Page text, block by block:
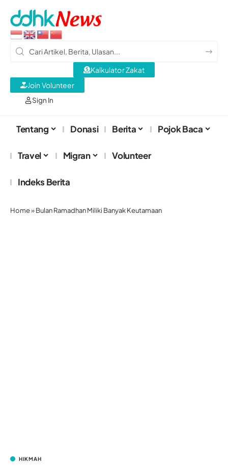
Sign In
Kalkulator Zakat
Join Volunteer
Tentang Donasi Berita Pojok Baca
Travel Migran Volunteer
Indeks Berita
Home»Bulan Ramadhan Miliki Banyak Keutamaan
HIKMAH